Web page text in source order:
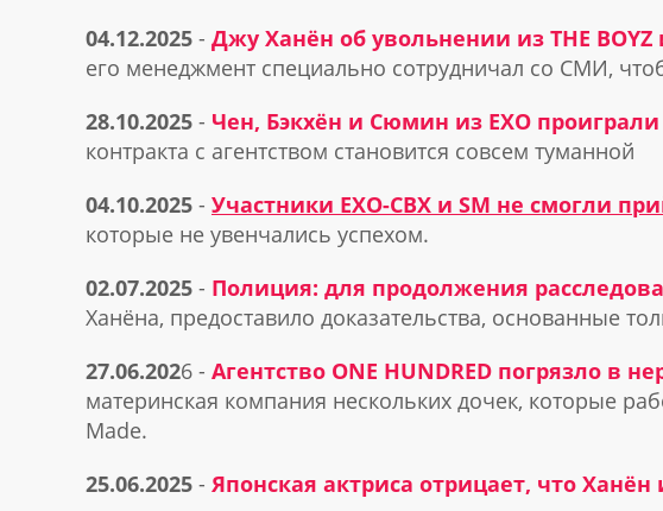
04.12.2025 - Джу Ханён об увольнении из THE
его менеджмент специально сотрудничал со СМИ,
28.10.2025 - Чен, Бэкхён и Сюмин из EXO
контракта с агентством становится совсем туманной
04.10.2025 - Участники EXO-CBX и SM не смогли
которые не увенчались успехом.
02.07.2025 - Полиция: для продолжения
Ханёна, предоставило доказательства, основанные
27.06.2026 - Агентство ONE HUNDRED погрязло в
материнская компания нескольких дочек, которые
Made.
25.06.2025 - Японская актриса отрицает, что Ханён